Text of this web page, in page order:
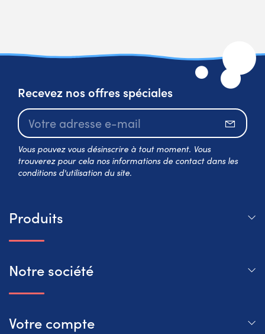
Recevez nos offres spéciales
Vous pouvez vous désinscrire à tout moment. Vous
trouverez pour cela nos informations de contact dans les
conditions d'utilisation du site.
Produits
Notre société
Votre compte